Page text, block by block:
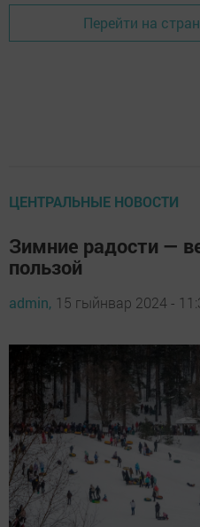
Перейти на
ЦЕНТРАЛЬНЫЕ НОВОСТИ
Зимние радости —
пользой
admin, 15 гыйнвар 2024 -